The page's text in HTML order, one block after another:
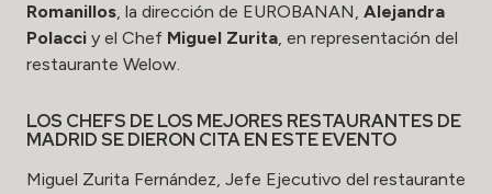
Romanillos, la dirección de EUROBANAN, Alejandra
Polacci y el Chef Miguel Zurita, en representación del
restaurante Welow.
LOS CHEFS DE LOS MEJORES RESTAURANTES DE
MADRID SE DIERON CITA EN ESTE EVENTO
Miguel Zurita Fernández, Jefe Ejecutivo del restaurante